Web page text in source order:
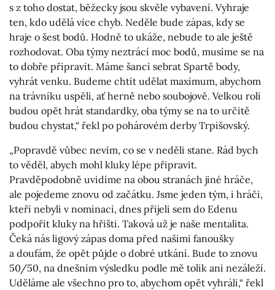
s z toho dostat, běžecky jsou skvěle vybavení. Vyhraje
ten, kdo udělá více chyb. Neděle bude zápas, kdy se
hraje o šest bodů. Hodně to ukáže, nebude to ale ještě
rozhodovat. Oba týmy neztrácí moc bodů, musíme se na
to dobře připravit. Máme šanci sebrat Spartě body,
vyhrát venku. Budeme chtít udělat maximum, abychom
na trávníku uspěli, ať herně nebo soubojově. Velkou roli
budou opět hrát standardky, oba týmy se na to určitě
budou chystat,“ řekl po pohárovém derby Trpišovský.
„Popravdě vůbec nevím, co se v neděli stane. Rád bych
to věděl, abych mohl kluky lépe připravit.
Pravděpodobně uvidíme na obou stranách jiné hráče,
ale pojedeme znovu od začátku. Jsme jeden tým, i hráči,
kteří nebyli v nominaci, dnes přijeli sem do Edenu
podpořit kluky na hřišti. Taková už je naše mentalita.
Čeká nás ligový zápas doma před našimi fanoušky
a doufám, že opět půjde o dobré utkání. Bude to znovu
50/50, na dnešním výsledku podle mě tolik ani nezáleží.
Uděláme ale všechno pro to, abychom opět vyhráli,“ řekl